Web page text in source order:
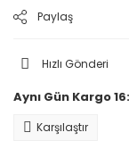
Paylaş
Hızlı Gönderi
Aynı Gün Kargo
Karşılaştır